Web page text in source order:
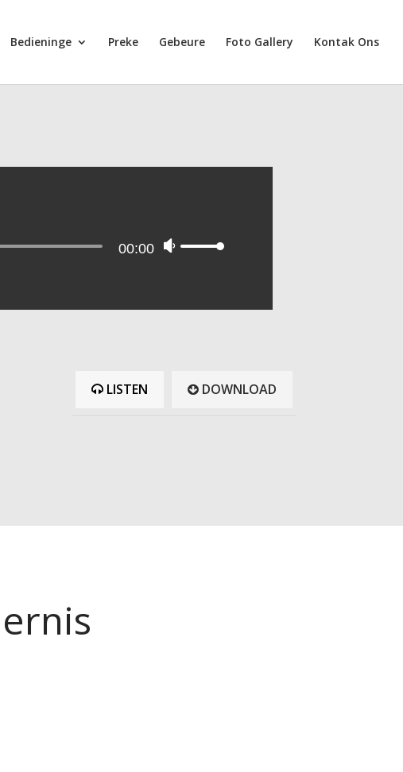
Bedieninge Preke Gebeure Foto Gallery Kontak Ons
00:00
Use
keys
decrease
LISTEN DOWNLOAD